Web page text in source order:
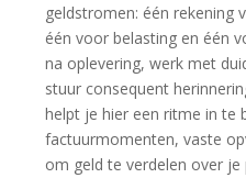
geldstromen: één rekening
één voor belasting en één
na oplevering, werk met
stuur consequent
helpt je hier een ritme in te
factuurmomenten, vaste
om geld te verdelen over